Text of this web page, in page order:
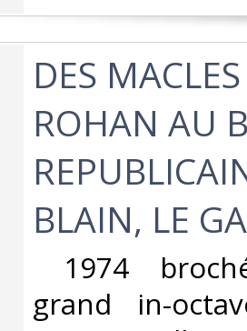
‎DES
ROHAN AU
BLAIN, LE
1974
grand in-